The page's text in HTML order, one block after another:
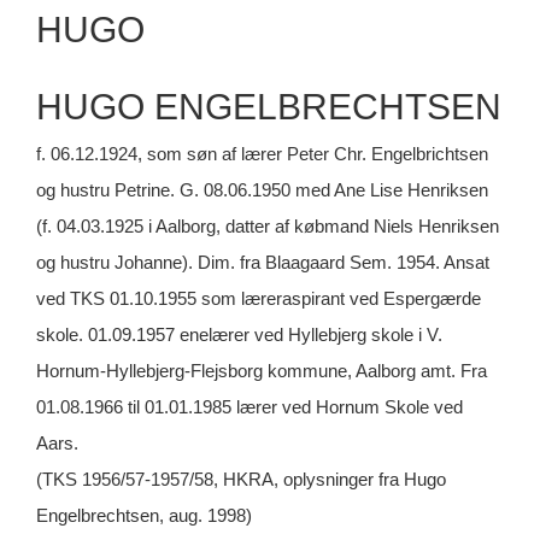
HUGO
HUGO ENGELBRECHTSEN
f. 06.12.1924, som søn af lærer Peter Chr. Engelbrichtsen
og hustru Petrine. G. 08.06.1950 med Ane Lise Henriksen
(f. 04.03.1925 i Aalborg, datter af købmand Niels Henriksen
og hustru Johanne). Dim. fra Blaagaard Sem. 1954. Ansat
ved TKS 01.10.1955 som læreraspirant ved Espergærde
skole. 01.09.1957 enelærer ved Hyllebjerg skole i V.
Hornum-Hyllebjerg-Flejsborg kommune, Aalborg amt. Fra
01.08.1966 til 01.01.1985 lærer ved Hornum Skole ved
Aars.
(TKS 1956/57-1957/58, HKRA, oplysninger fra Hugo
Engelbrechtsen, aug. 1998)